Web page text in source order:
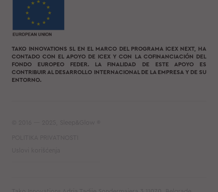
TAKO INNOVATIONS SL EN EL MARCO DEL PROGRAMA ICEX NEXT, HA
CONTADO CON EL APOYO DE ICEX Y CON LA COFINANCIACIÓN DEL
FONDO EUROPEO FEDER. LA FINALIDAD DE ESTE APOYO ES
CONTRIBUIR AL DESARROLLO INTERNACIONAL DE LA EMPRESA Y DE SU
ENTORNO.